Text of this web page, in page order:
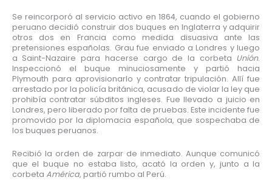
Se reincorporó al servicio activo en 1864, cuando el gobierno
peruano decidió construir dos buques en Inglaterra y adquirir
otros dos en Francia como medida disuasiva ante las
pretensiones españolas. Grau fue enviado a Londres y luego
a Saint-Nazaire para hacerse cargo de la corbeta Unión.
Inspeccionó el buque minuciosamente y partió hacia
Plymouth para aprovisionarlo y contratar tripulación. Allí fue
arrestado por la policía británica, acusado de violar la ley que
prohibía contratar súbditos ingleses. Fue llevado a juicio en
Londres, pero liberado por falta de pruebas. Este incidente fue
promovido por la diplomacia española, que sospechaba de
los buques peruanos.
Recibió la orden de zarpar de inmediato. Aunque comunicó
que el buque no estaba listo, acató la orden y, junto a la
corbeta América, partió rumbo al Perú.